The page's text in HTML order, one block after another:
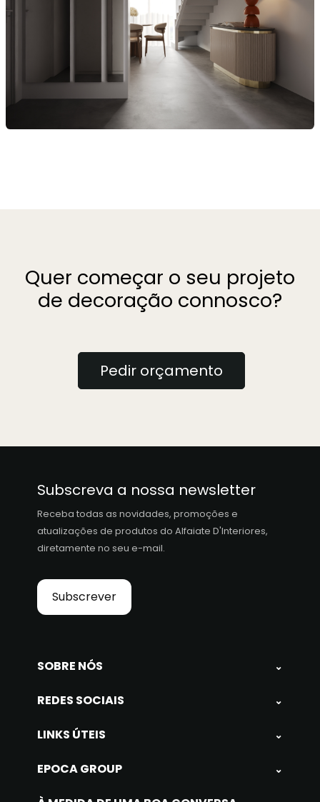
Quer começar o seu projeto
de decoração connosco?
Pedir orçamento
Subscreva a nossa newsletter
Receba todas as novidades, promoções e
atualizações de produtos do Alfaiate D'Interiores,
diretamente no seu e-mail.
Subscrever
SOBRE NÓS ⌄
REDES SOCIAIS ⌄
LINKS ÚTEIS ⌄
EPOCA GROUP ⌄